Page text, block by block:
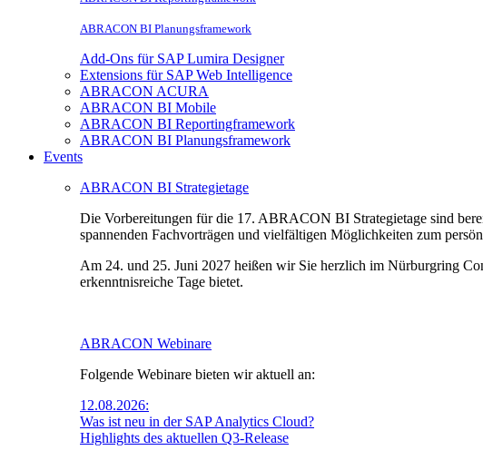
ABRACON BI Planungsframework
Add-Ons für SAP Lumira Designer
Extensions für SAP Web Intelligence
ABRACON ACURA
ABRACON BI Mobile
ABRACON BI Reportingframework
ABRACON BI Planungsframework
Events
ABRACON BI Strategietage
Die Vorbereitungen für die 17. ABRACON BI Strategietage sind
spannenden Fachvorträgen und vielfältigen Möglichkeiten zum
Am 24. und 25. Juni 2027 heißen wir Sie herzlich im Nürburgring
erkenntnisreiche Tage bietet.
ABRACON Webinare
Folgende Webinare bieten wir aktuell an:
12.08.2026:
Was ist neu in der SAP Analytics Cloud?
Highlights des aktuellen Q3-Release